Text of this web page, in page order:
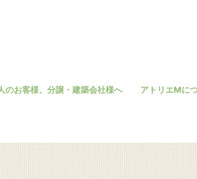
のお客様、分譲・建築会社様へ アトリエMに